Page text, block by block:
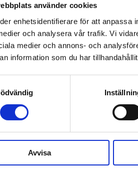
använder cookies
enhetsidentifierare för att anpassa
och analysera vår trafik. Vi
medier och annons- och
information som du har
Avvisa